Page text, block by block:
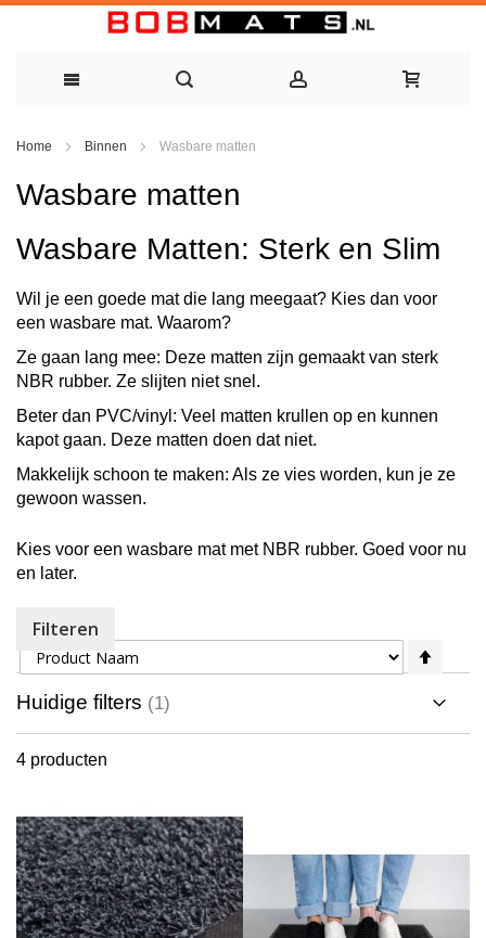
de
inhoud
Home Binnen Wasbare matten
Wasbare matten
Wasbare Matten: Sterk en Slim
Wil je een goede mat die lang meegaat? Kies dan voor
een wasbare mat. Waarom?
Ze gaan lang mee: Deze matten zijn gemaakt van sterk
NBR rubber. Ze slijten niet snel.
Beter dan PVC/vinyl : Veel matten krullen op en kunnen
kapot gaan. Deze matten doen dat niet.
Makkelijk schoon te maken: Als ze vies worden, kun je ze
gewoon wassen.
Kies voor een wasbare mat met NBR rubber. Goed voor nu
en later.
4 producten
Sorteer op
hoog
naar
Filteren
Huidige filters